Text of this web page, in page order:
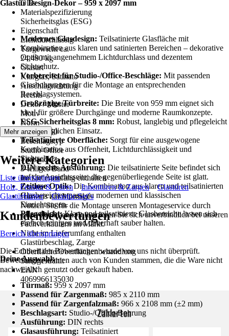
Glas
Materialspezifizierung
Sicherheitsglas (ESG)
Eigenschaft
Lichtdurchlässig
Türgewicht ca.
24,490 kg
Glasart
Klarglas, Satinato
Anschlagrichtung
Rechts
Dekor / Muster
Motiv
Norm
DIN 12150
Beschlagstyp
Studio Office
Türbänder
3-teiliges Band
Im Lieferumfang enthalten
Glastür
Hinweis zur Montage
Nutzen Sie für die Montage unseren Montageservice durch
einen Fachmann. Informieren Sie sich unverbindlich bei unseren
Fachverkäufern im Markt.
Nicht im Lieferumfang enthalten
Glastürbeschlag, Zarge
Oberfläche/Oberflächenbehandlung
Sandgestrahlt
EAN
4069966135030
Glastür Design-Dekor – 959 x 2097 mm
Modernes Glasdesign: Teilsatinierte Glasfläche mit
Kombination aus klaren und satinierten Bereichen – dekorative
Optik mit angenehmem Lichtdurchlass und dezentem
Sichtschutz.
Vorbereitet für Studio-/Office-Beschläge: Mit passenden
Glasbohrungen für die Montage an entsprechenden
Beschlagsystemen.
Großzügige Türbreite: Die Breite von 959 mm eignet sich
ideal für größere Durchgänge und moderne Raumkonzepte.
ESG-Sicherheitsglas 8 mm: Robust, langlebig und pflegeleicht
für den täglichen Einsatz.
Teilsatinierte Oberfläche: Sorgt für eine ausgewogene
Kombination aus Offenheit, Lichtdurchlässigkeit und
Sichtschutz.
DIN rechts Ausführung: Die teilsatinierte Seite befindet sich
auf der Ansichtsseite, die gegenüberliegende Seite ist glatt.
Zeitlose Optik:Die Kombination aus klaren und teilsatinierten
Glasbereichen passt zu modernen und klassischen
Einrichtungen.
Pflegeleicht:Klare und teilsatinierte Glasbereiche lassen sich
einfach reinigen und dauerhaft sauber halten.
Deine Auswahl:
Türmaß: 959 x 2097 mm
Passend für Zargenmaß: 985 x 2110 mm
Passend für Zargenfalzmaß: 966 x 2108 mm (±2 mm)
Beschlagsart: Studio-/Office-Bohrung
Ausführung: DIN rechts
Glasausführung: Teilsatiniert
Mehr anzeigen
Weitere Kategorien
Liste überspringen
Holz, Fenster & Türen
Innentüren & Zargen
Glastüren
Glastürblätter
Glastür-Set´s
Kundenbewertungen
Bereich überspringen
Die Echtheit der Bewertungen wurde von uns nicht überprüft.
Bewertungen können auch von Kunden stammen, die die Ware nicht
nachweislich genutzt oder gekauft haben.
Zahlarten